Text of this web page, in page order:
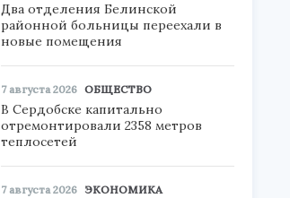
Два отделения Белинской
районной больницы переехали в
новые помещения
7 августа 2026 ОБЩЕСТВО
В Сердобске капитально
отремонтировали 2358 метров
теплосетей
7 августа 2026 ЭКОНОМИКА